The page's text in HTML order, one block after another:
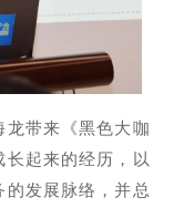
带来《黑色大咖
起来的经历，以
发展脉络，并总